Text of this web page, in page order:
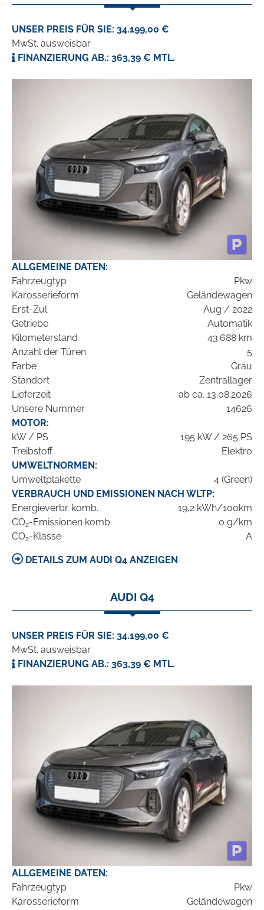
UNSER PREIS FÜR SIE: 34.199,00 €
MwSt. ausweisbar
FINANZIERUNG AB.: 363,39 € MTL.
ALLGEMEINE DATEN:
Fahrzeugtyp
Pkw
Karosserieform
Geländewagen
Erst-Zul.
Aug / 2022
Getriebe
Automatik
Kilometerstand
43.688 km
Anzahl der Türen
5
Farbe
Grau
Standort
Zentrallager
Lieferzeit
ab ca. 13.08.2026
Unsere Nummer
14626
MOTOR:
kW / PS
195 kW / 265 PS
Treibstoff
Elektro
UMWELTNORMEN:
Umweltplakette
4 (Green)
VERBRAUCH UND EMISSIONEN NACH WLTP:
Energieverbr. komb.
19,2 kWh/100km
CO2-Emissionen komb.
0 g/km
CO2-Klasse A
DETAILS ZUM AUDI Q4 ANZEIGEN
AUDI Q4
UNSER PREIS FÜR SIE: 34.199,00 €
MwSt. ausweisbar
FINANZIERUNG AB.: 363,39 € MTL.
ALLGEMEINE DATEN:
Fahrzeugtyp
Pkw
Karosserieform
Geländewagen